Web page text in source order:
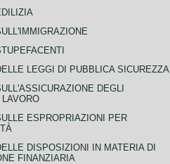
LEGGI DI PUBBLICA SICUREZZA
DEGLI
LAVORO
ESPROPRIAZIONI PER
DISPOSIZIONI IN MATERIA DI
FINANZIARIA